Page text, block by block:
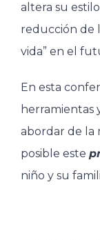
altera su
reducción de
vida” en el
En esta
herramientas
abordar de la
posible este
niño y su